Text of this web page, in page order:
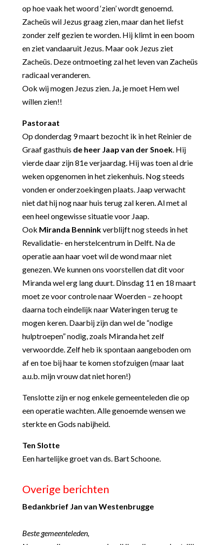
op hoe vaak het woord ‘zien’ wordt genoemd.
Zacheüs wil Jezus graag zien, maar dan het liefst
zonder zelf gezien te worden. Hij klimt in een boom
en ziet vandaaruit Jezus. Maar ook Jezus ziet
Zacheüs. Deze ontmoeting zal het leven van Zacheüs
radicaal veranderen.
Ook wij mogen Jezus zien. Ja, je moet Hem wel
wíllen zien!!
Pastoraat
Op donderdag 9 maart bezocht ik in het Reinier de
Graaf gasthuis de heer Jaap van der Snoek. Hij
vierde daar zijn 81everjaardag. Hij was toen al drie
weken opgenomen in het ziekenhuis. Nog steeds
vonden er onderzoekingen plaats. Jaap verwacht
niet dat hij nog naar huis terug zal keren. Al met al
een heel ongewisse situatie voor Jaap.
Ook Miranda Benninkverblijft nog steeds in het
Revalidatie- en herstelcentrum in Delft. Na de
operatie aan haar voet wil de wond maar niet
genezen. We kunnen ons voorstellen dat dit voor
Miranda wel erg lang duurt. Dinsdag 11 en 18 maart
moet ze voor controle naar Woerden – ze hoopt
daarna toch eindelijk naar Wateringen terug te
mogen keren. Daarbij zijn dan wel de “nodige
hulptroepen” nodig, zoals Miranda het zelf
verwoordde. Zelf heb ik spontaan aangeboden om
af en toe bij haar te komen stofzuigen (maar laat
a.u.b. mijn vrouw dat niet horen!)
Tenslotte zijn er nog enkele gemeenteleden die op
een operatie wachten. Alle genoemde wensen we
sterkte en Gods nabijheid.
Ten Slotte
Een hartelijke groet van ds. Bart Schoone.
Overige berichten
Bedankbrief Jan van Westenbrugge
Beste gemeenteleden,